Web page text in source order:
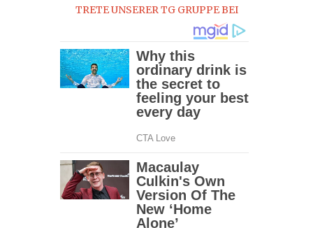
TRETE UNSERER TG GRUPPE BEI